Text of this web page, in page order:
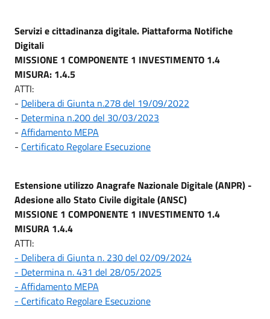
Servizi e cittadinanza digitale. Piattaforma Notifiche
Digitali
MISSIONE 1 COMPONENTE 1 INVESTIMENTO 1.4
MISURA: 1.4.5
ATTI:
- Delibera di Giunta n.278 del 19/09/2022
- Determina n.200 del 30/03/2023
- Affidamento MEPA
- Certificato Regolare Esecuzione
Estensione utilizzo Anagrafe Nazionale Digitale (ANPR) -
Adesione allo Stato Civile digitale (ANSC)
MISSIONE 1 COMPONENTE 1 INVESTIMENTO 1.4
MISURA 1.4.4
ATTI:
- Delibera di Giunta n. 230 del 02/09/2024
- Determina n. 431 del 28/05/2025
- Affidamento MEPA
- Certificato Regolare Esecuzione